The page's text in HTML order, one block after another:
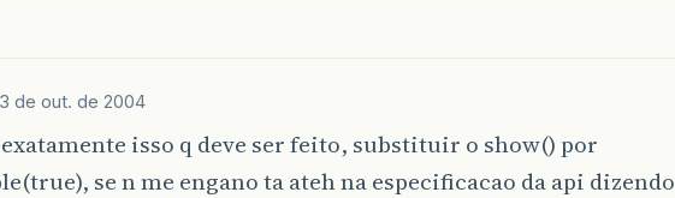
de out. de 2004
isso q deve ser feito, substituir o show() por
se n me engano ta ateh na especificacao da api dizendo